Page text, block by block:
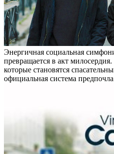
Энергичная социальная
превращается в акт
которые становятся
официальная система